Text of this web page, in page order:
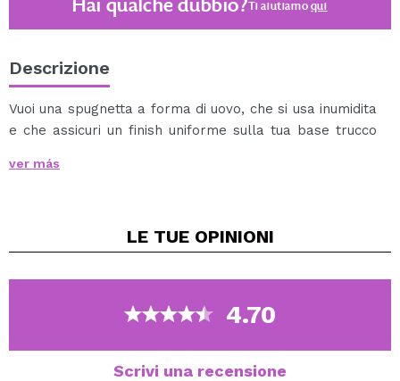
Hai qualche dubbio?Ti aiutiamoqui
Descrizione
Vuoi una spugnetta a forma di uovo, che si usa inumidita
e che assicuri un finish uniforme sulla tua base trucco
Con la spugna CORAZONA puoi realizzarlo.
ver más
LE TUE OPINIONI
4.70
Scrivi una recensione